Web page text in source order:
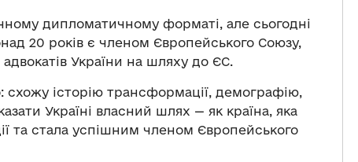
дипломатичному форматі, але сьогодні
20 років є членом Європейського Союзу,
України на шляху до ЄС.
схожу історію трансформації, демографію,
Україні власний шлях — як країна, яка
та стала успішним членом Європейського